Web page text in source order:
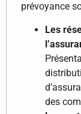
prévoyance
Les
des